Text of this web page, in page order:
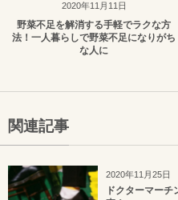
2020年11月11日
野菜不足を解消する手軽でラクな方
法！一人暮らしで野菜不足になりがち
な人に
関連記事
2020年11月25日
ドクターマー